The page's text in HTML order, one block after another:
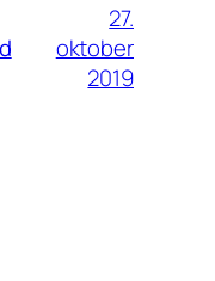
27.
oktober
2019